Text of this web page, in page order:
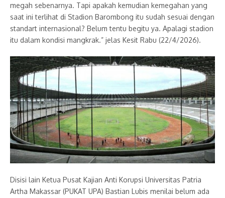
megah sebenarnya. Tapi apakah kemudian kemegahan yang
saat ini terlihat di Stadion Barombong itu sudah sesuai dengan
standart internasional? Belum tentu begitu ya. Apalagi stadion
itu dalam kondisi mangkrak.” jelas Kesit Rabu (22/4/2026).
Disisi lain Ketua Pusat Kajian Anti Korupsi Universitas Patria
Artha Makassar (PUKAT UPA) Bastian Lubis menilai belum ada